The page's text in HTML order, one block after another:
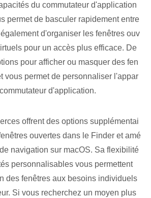
du commutateur d'application
permet de basculer rapidement entre
d'organiser les fenêtres ouv
pour un accès plus efficace. De
pour afficher ou masquer des fen
vous permet de personnaliser l'appar
d'application.
offrent des options supplémentai
ouvertes dans le Finder et amé
navigation sur macOS. Sa flexibilité
personnalisables vous permettent
des fenêtres aux besoins individuels
Si‍ vous recherchez un moyen plus